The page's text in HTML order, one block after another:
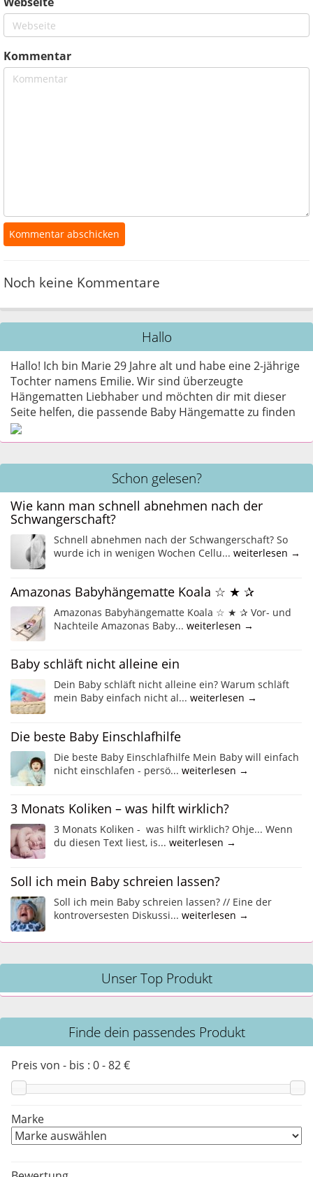
Kommentar
Noch keine Kommentare
Hallo
Hallo! Ich bin Marie 29 Jahre alt und habe eine 2-jährige
Tochter namens Emilie. Wir sind überzeugte
Hängematten Liebhaber und möchten dir mit dieser
Seite helfen, die passende Baby Hängematte zu finden
Schon gelesen?
Wie kann man schnell abnehmen nach der
Schwangerschaft?
Schnell abnehmen nach der Schwangerschaft? So
wurde ich in wenigen Wochen Cellu... weiterlesen →
Amazonas Babyhängematte Koala ☆ ★ ✰
Amazonas Babyhängematte Koala ☆ ★ ✰ Vor- und
Nachteile Amazonas Baby... weiterlesen →
Baby schläft nicht alleine ein
Dein Baby schläft nicht alleine ein? Warum schläft
mein Baby einfach nicht al... weiterlesen →
Die beste Baby Einschlafhilfe
Die beste Baby Einschlafhilfe Mein Baby will einfach
nicht einschlafen - persö... weiterlesen →
3 Monats Koliken – was hilft wirklich?
3 Monats Koliken - was hilft wirklich? Ohje... Wenn
du diesen Text liest, is... weiterlesen →
Soll ich mein Baby schreien lassen?
Soll ich mein Baby schreien lassen? // Eine der
kontroversesten Diskussi... weiterlesen →
Unser Top Produkt
Finde dein passendes Produkt
Preis von - bis : 0-82€
Marke